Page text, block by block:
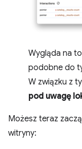
Wygląda na
podobne do
W związku z
pod uwagę
Możesz teraz
witryny: